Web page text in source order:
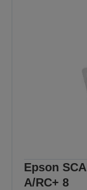
Epson
A/RC+ 8